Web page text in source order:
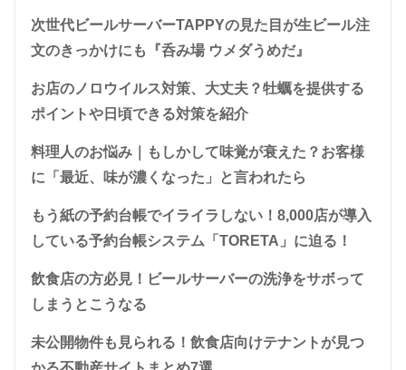
次世代ビールサーバーTAPPYの見た目が生ビール注
文のきっかけにも『呑み場 ウメダうめだ』
お店のノロウイルス対策、大丈夫？牡蠣を提供する
ポイントや日頃できる対策を紹介
料理人のお悩み｜もしかして味覚が衰えた？お客様
に「最近、味が濃くなった」と言われたら
もう紙の予約台帳でイライラしない！8,000店が導入
している予約台帳システム「TORETA」に迫る！
飲食店の方必見！ビールサーバーの洗浄をサボって
しまうとこうなる
未公開物件も見られる！飲食店向けテナントが見つ